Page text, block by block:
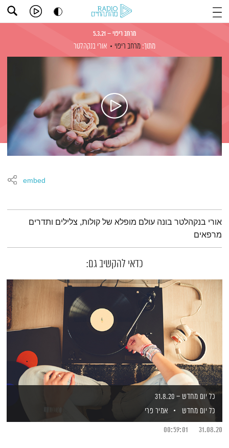
מרחב ריפוי – 5.3.21
מתוך: מרחב ריפוי אורי בנקהלטר
embed
תמצית הפודקאסט
אורי בנקהלטר בונה עולם מופלא של קולות, צלילים ותדרים
מרפאים
כדאי להקשיב גם:
כל יום מחדש – 31.8.20
כל יום מחדש
אמיר פרי
31.08.20
00:59:01